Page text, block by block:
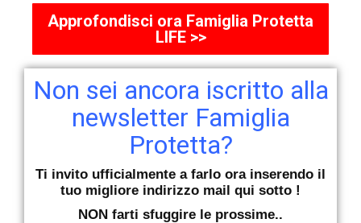
Approfondisci ora Famiglia Protetta
LIFE >>
Non sei ancora iscritto alla
newsletter Famiglia
Protetta?
Ti invito ufficialmente a farlo ora inserendo il
tuo migliore indirizzo mail qui sotto !
NON farti sfuggire le prossime..